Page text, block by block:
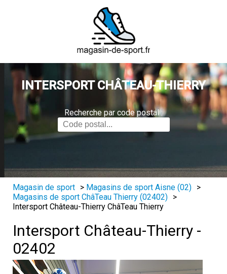
INTERSPORT CHÂTEAU-THIERRY
Recherche par code postal :
Magasin de sport > Magasins de sport Aisne (02) >
Magasins de sport ChâTeau Thierry (02402) >
Intersport Château-Thierry ChâTeau Thierry
Intersport Château-Thierry -
02402